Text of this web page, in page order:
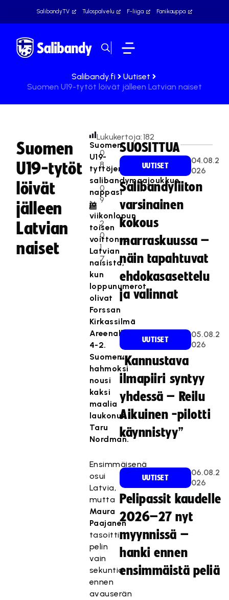
SalibandyTV Tulospalvelu F-liiga Fanikauppa
Salibandy.fi
Uutiset
Suomen U19-tytöt löivät jälleen Latvian naiset
Suomen
U19-tytöt
löivät
jälleen
Latvian
naiset
0
8
.
0
9
.
2
0
1
7
Lukukertoja:182
Suomen
U19-
tyttöjen
salibandymaajoukkue
nappasi
jo
viikonlopun
toisen
voittonsa
Latvian
naisista,
kun
loppunumerot
olivat
Forssan
Kirkassilmä
Areenalla
4-2.
Suomen
hahmoksi
nousi
kaksi
maalia
laukonut
Taru
Nordman.
Ensimmäisenä
osui
Latvia,
mutta
Maura
Paajanen
tasoitti
pelin
vain
sekuntia
ennen
avauserän
SUOSITTUA
UUTISET
04.08.2
026
Salibandyliiton
varsinainen
kokous
marraskuussa –
näin tapahtuvat
ehdokasasettelu
ja valinnat
UUTISET
05.08.2
026
“Kannustava
ilmapiiri syntyy
yhdessä – Reilu
Aikuinen -pilotti
käynnistyy”
UUTISET
06.08.2
026
Pelipassit kaudelle
2026–27 nyt
myynnissä –
hanki ennen
ensimmäistä peliä